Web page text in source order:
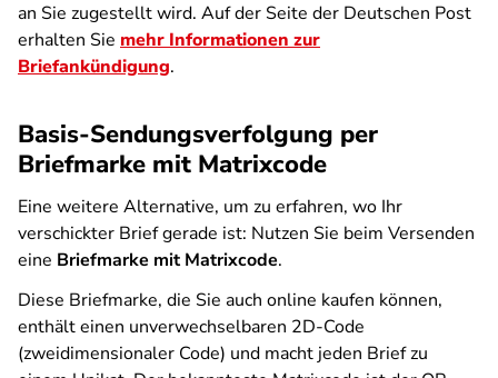
an Sie zugestellt wird. Auf der Seite der Deutschen Post
erhalten Sie mehr Informationen zur
Briefankündigung.
Basis-Sendungsverfolgung per
Briefmarke mit Matrixcode
Eine weitere Alternative, um zu erfahren, wo Ihr
verschickter Brief gerade ist: Nutzen Sie beim Versenden
eine Briefmarke mit Matrixcode.
Diese Briefmarke, die Sie auch online kaufen können,
enthält einen unverwechselbaren 2D-Code
(zweidimensionaler Code) und macht jeden Brief zu